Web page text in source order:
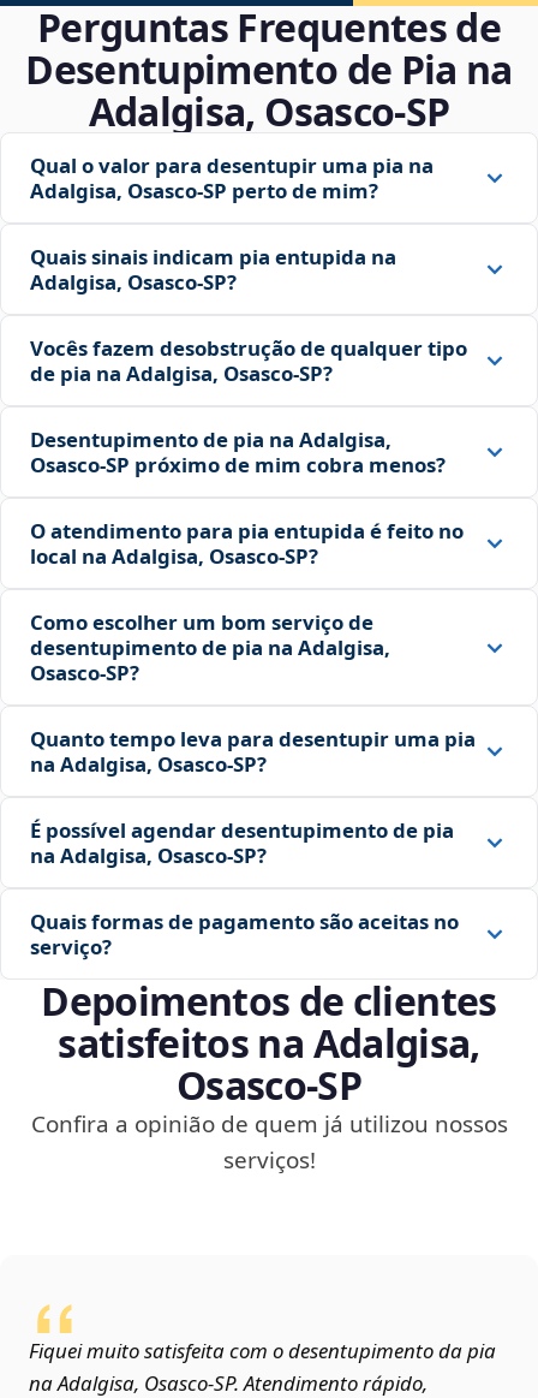
Perguntas Frequentes de
Desentupimento de Pia na
Adalgisa, Osasco‑SP
Qual o valor para desentupir uma pia na
Adalgisa, Osasco‑SP perto de mim?
Quais sinais indicam pia entupida na
Adalgisa, Osasco‑SP?
Vocês fazem desobstrução de qualquer tipo
de pia na Adalgisa, Osasco‑SP?
Desentupimento de pia na Adalgisa,
Osasco‑SP próximo de mim cobra menos?
O atendimento para pia entupida é feito no
local na Adalgisa, Osasco‑SP?
Como escolher um bom serviço de
desentupimento de pia na Adalgisa,
Osasco‑SP?
Quanto tempo leva para desentupir uma pia
na Adalgisa, Osasco‑SP?
É possível agendar desentupimento de pia
na Adalgisa, Osasco‑SP?
Quais formas de pagamento são aceitas no
serviço?
Depoimentos de clientes
satisfeitos na Adalgisa,
Osasco‑SP
Confira a opinião de quem já utilizou nossos
serviços!
Fiquei muito satisfeita com o desentupimento da pia
na Adalgisa, Osasco‑SP. Atendimento rápido,